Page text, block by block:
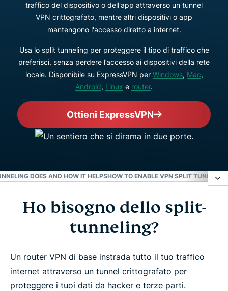
traffico del dispositivo o dell'app attraverso un tunnel
VPN crittografato, mentre altri dispositivi o app
mantengono l'accesso diretto a internet.
Usa lo split tunneling per proteggere il tipo di traffico che
preferisci, senza perdere l’accesso ai dispositivi della rete
locale. Disponibile su ExpressVPN per Windows, Mac,
Android, Linux e router.
Ottieni ExpressVPN
DOES AND HOW IT HELPSHOW TO ENABLE VPN SPLIT
Ho bisogno dello split-tunneling?
Lo split tunneling comporta dei rischi?
Come funziona lo split-tunneling nelle app di
ExpressVPN?
Ho bisogno dello split-
tunneling?
Un router VPN di base instrada tutto il tuo traffico
internet attraverso un tunnel crittografato per
proteggere i tuoi dati da hacker e terze parti.